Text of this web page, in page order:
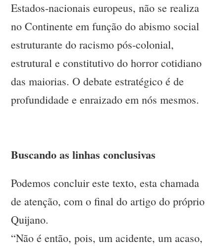
Estados-nacionais europeus, não se realiza
no Continente em função do abismo social
estruturante do racismo pós-colonial,
estrutural e constitutivo do horror cotidiano
das maiorias. O debate estratégico é de
profundidade e enraizado em nós mesmos.
Buscando as linhas conclusivas
Podemos concluir este texto, esta chamada
de atenção, com o final do artigo do próprio
Quijano.
“Não é então, pois, um acidente, um acaso,